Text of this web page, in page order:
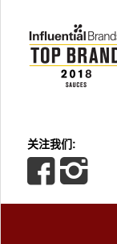
关注我们: